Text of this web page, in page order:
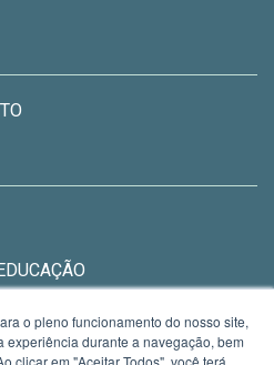
DE
o pleno funcionamento do nosso site,
durante a navegação, bem
clicar em "Aceitar Todos", você terá